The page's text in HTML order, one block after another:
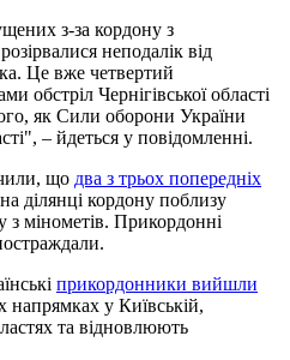
з-за кордону з
неподалік від
Це вже четвертий
обстріл Чернігівської області
як Сили оборони України
– йдеться у повідомленні.
що два з трьох попередніх
ділянці кордону поблизу
з мінометів. Прикордонні
прикордонники вийшли
напрямках у Київській,
та відновлюють